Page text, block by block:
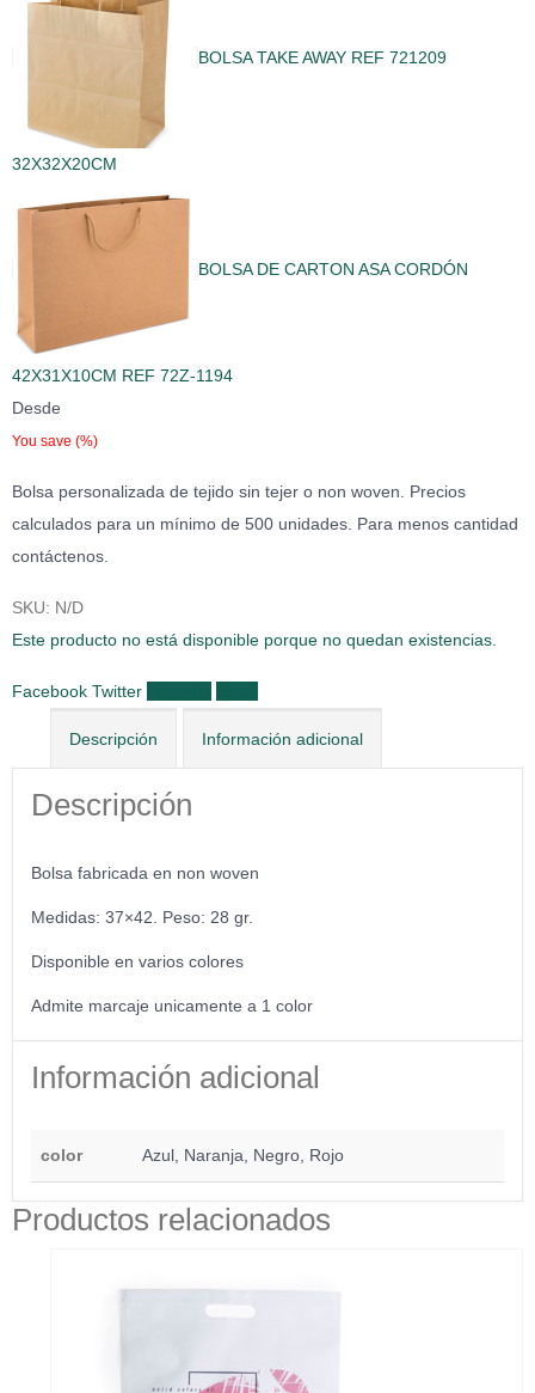
BOLSA TAKE AWAY REF 721209
32X32X20CM
BOLSA DE CARTON ASA CORDÓN
42X31X10CM REF 72Z-1194
Desde
You save (%)
Bolsa personalizada de tejido sin tejer o non woven. Precios
calculados para un mínimo de 500 unidades. Para menos cantidad
contáctenos.
SKU: N/D
Este producto no está disponible porque no quedan existencias.
Facebook Twitter
Descripción Información adicional
Descripción
Bolsa fabricada en non woven
Medidas: 37×42. Peso: 28 gr.
Disponible en varios colores
Admite marcaje unicamente a 1 color
Información adicional
color Azul, Naranja, Negro, Rojo
Productos relacionados